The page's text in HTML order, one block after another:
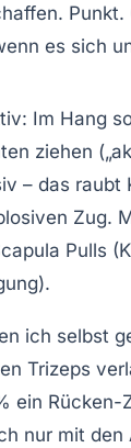
Punkt.
es sich
Im Hang
ziehen
– das raubt
Zug.
Pulls
ich selbst
Trizeps
ein Rücken-
nur mit den